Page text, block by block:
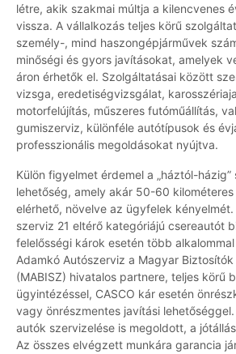
létre, akik szakmai múltja a kilencvenes
vissza. A vállalkozás teljes körű
személy-, mind haszongépjárművek
minőségi és gyors javításokat, amelyek
áron érhetők el. Szolgáltatásai között
vizsga, eredetiségvizsgálat,
motorfelújítás, műszeres futóműállítás,
gumiszerviz, különféle autótípusok és
professzionális megoldásokat nyújtva.
Külön figyelmet érdemel a „háztól-házig”
lehetőség, amely akár 50-60
elérhető, növelve az ügyfelek
szerviz 21 eltérő kategóriájú csereautót
felelősségi károk esetén több
Adamkó Autószerviz a Magyar
(MABISZ) hivatalos partnere, teljes körű
ügyintézéssel, CASCO kár esetén
vagy önrészmentes javítási
autók szervizelése is megoldott, a
Az összes elvégzett munkára garancia